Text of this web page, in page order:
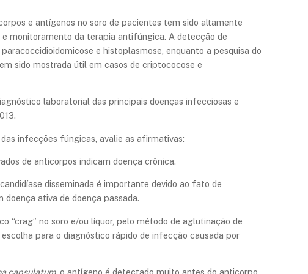
e antígenos no soro de pacientes tem sido altamente
monitoramento da terapia antifúngica. A detecção de
e histoplasmose, enquanto a pesquisa do
sido mostrada útil em casos de criptococose e
laboratorial das principais doenças infecciosas e
infecções fúngicas, avalie as afirmativas:
de anticorpos indicam doença crônica.
disseminada é importante devido ao fato de
doença ativa de doença passada.
“crag” no soro e/ou líquor, pelo método de aglutinação de
para o diagnóstico rápido de infecção causada por